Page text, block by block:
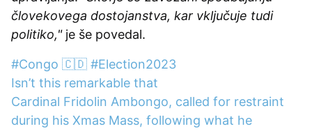
človekovega dostojanstva, kar vključuje tudi
politiko,"je še povedal.
#Congo 🇨🇩 #Election2023
Isn’t this remarkable that
Cardinal Fridolin Ambongo, called for restraint
during his Xmas Mass, following what he